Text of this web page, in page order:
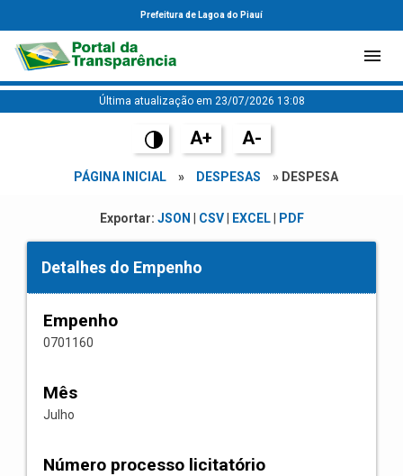
Prefeitura de Lagoa do Piauí
Última atualização em 23/07/2026 13:08
A+ A-
PÁGINA INICIAL » DESPESAS » DESPESA
Exportar: JSON CSV| EXCEL| PDF
Detalhes do Empenho
Empenho
0701160
Mês
Julho
Número processo licitatório